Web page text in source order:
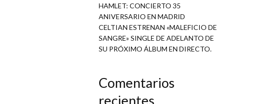
HAMLET: CONCIERTO 35
ANIVERSARIO EN MADRID
CELTIAN ESTRENAN «MALEFICIO DE
SANGRE» SINGLE DE ADELANTO DE
SU PRÓXIMO ÁLBUM EN DIRECTO.
Comentarios
recientes